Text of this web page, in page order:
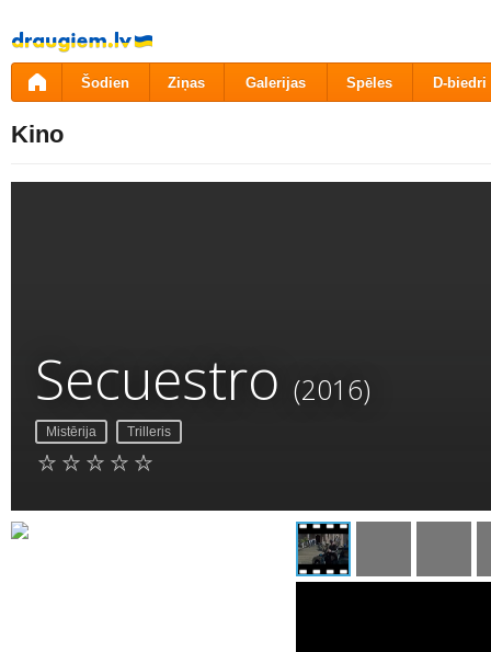
Pāriet
uz
saturu
Šodien Ziņas Galerijas Spēles D-biedri
Kino
Secuestro (2016)
Mistērija Trilleris